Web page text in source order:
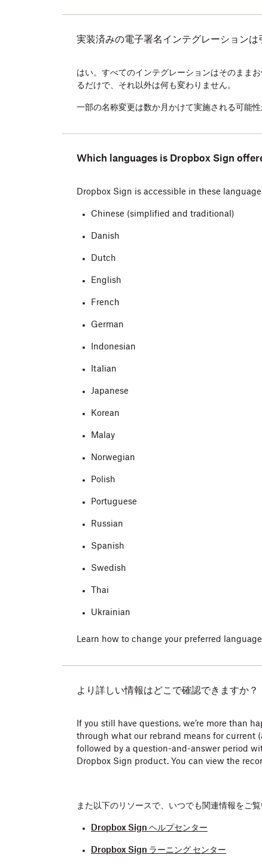
実装済みの電子署名インテグレーションは
はい。すべてのインテグレーションはそのまま
るだけで、それ以外は何も変わりません。
一部の名称変更は数か月かけて実施される可能
Which languages is Dropbox Sign
Dropbox Sign is accessible in these
Chinese (simplified and traditional)
Danish
Dutch
English
French
German
Indonesian
Italian
Japanese
Korean
Malay
Norwegian
Polish
Portuguese
Russian
Spanish
Swedish
Thai
Ukrainian
Learn how to change your preferred language
より詳しい情報はどこで確認できますか？
If you still have questions, we’re more than
through what our rebrand means for current
followed by a question-and-answer period
Dropbox Sign product. You can view the
また以下のリソースで、いつでも関連情報をご覧
Dropbox Sign ヘルプセンター
Dropbox Sign ラーニング センター